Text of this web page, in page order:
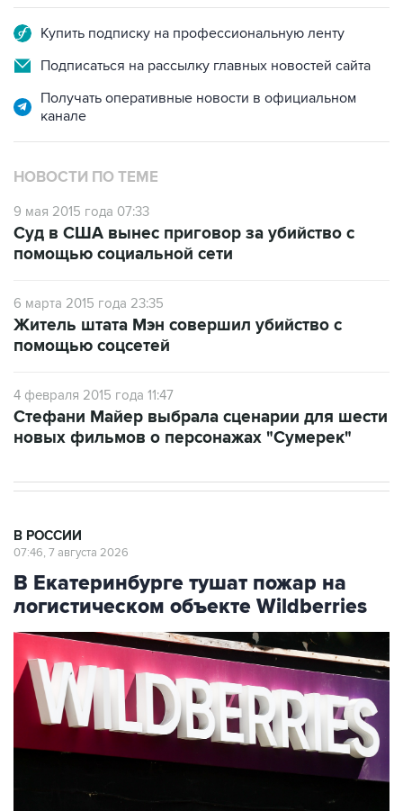
Купить подписку на профессиональную ленту
Подписаться на рассылку главных новостей сайта
Получать оперативные новости в официальном
канале
НОВОСТИ ПО ТЕМЕ
9 мая 2015 года 07:33
Суд в США вынес приговор за убийство с
помощью социальной сети
6 марта 2015 года 23:35
Житель штата Мэн совершил убийство с
помощью соцсетей
4 февраля 2015 года 11:47
Стефани Майер выбрала сценарии для шести
новых фильмов о персонажах "Сумерек"
В РОССИИ
07:46, 7 августа 2026
В Екатеринбурге тушат пожар на
логистическом объекте Wildberries